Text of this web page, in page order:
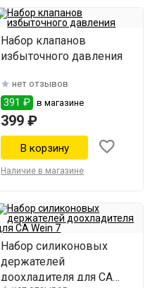
Набор клапанов
избыточного давления
нет отзывов
391 ₽ в магазине
399 ₽
Наличие в магазине
Набор силиконовых
держателей
доохладителя для СА